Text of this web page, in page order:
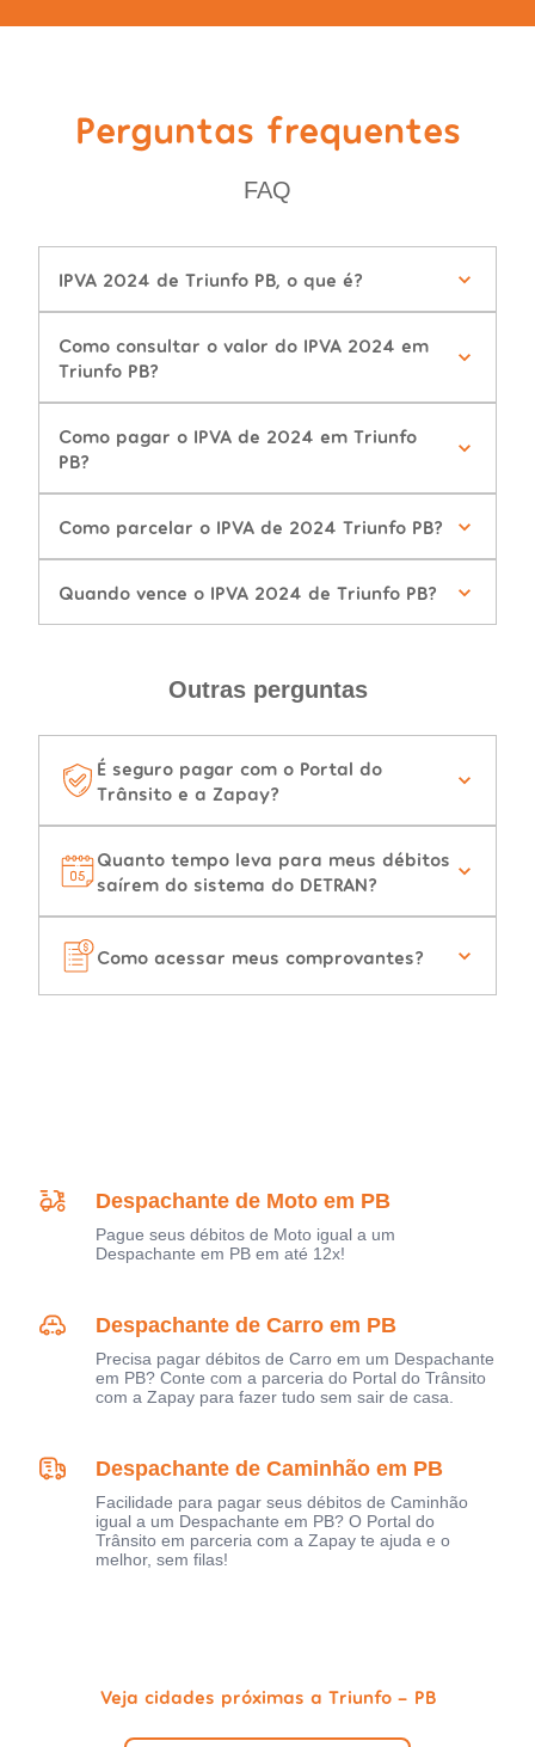
Perguntas frequentes
FAQ
IPVA 2024 de Triunfo PB, o que é?
Como consultar o valor do IPVA 2024 em
Triunfo PB?
Como pagar o IPVA de 2024 em Triunfo
PB?
Como parcelar o IPVA de 2024 Triunfo PB?
Quando vence o IPVA 2024 de Triunfo PB?
Outras perguntas
É seguro pagar com o Portal do
Trânsito e a Zapay?
Quanto tempo leva para meus débitos
saírem do sistema do DETRAN?
Como acessar meus comprovantes?
Despachante de Moto em PB
Pague seus débitos de Moto igual a um
Despachante em PB em até 12x!
Despachante de Carro em PB
Precisa pagar débitos de Carro em um Despachante
em PB? Conte com a parceria do Portal do Trânsito
com a Zapay para fazer tudo sem sair de casa.
Despachante de Caminhão em PB
Facilidade para pagar seus débitos de Caminhão
igual a um Despachante em PB? O Portal do
Trânsito em parceria com a Zapay te ajuda e o
melhor, sem filas!
Veja cidades próximas a Triunfo - PB